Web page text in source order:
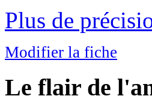
Plus de
Modifier la fiche
Le flair de